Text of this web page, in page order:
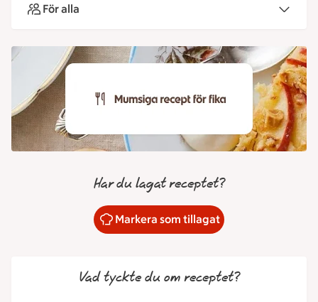
För alla
Har du lagat receptet?
Markera som tillagat
Vad tyckte du om receptet?